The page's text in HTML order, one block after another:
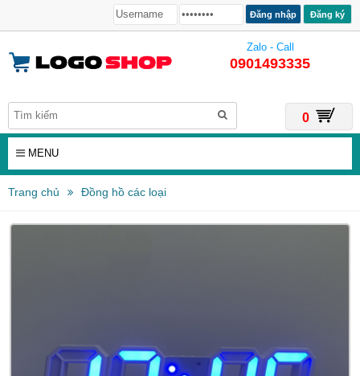
Đăng ký
Zalo - Call
0901493335
0
MENU
Trang chủ Đồng hồ các loại